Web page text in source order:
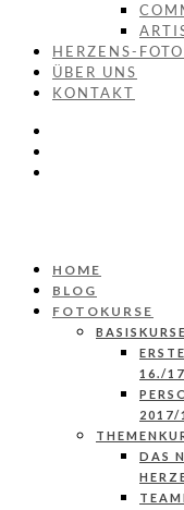
HERZENS-
ÜBER UNS
KONTAKT
HOME
BLOG
FOTOKURSE
BASISKURSE
16./
2017/
DAS